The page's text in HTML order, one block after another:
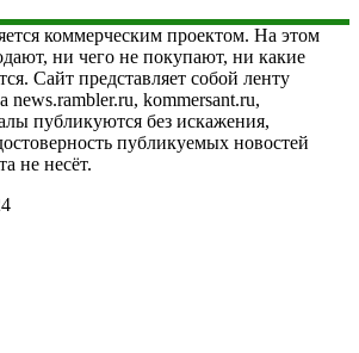
коммерческим проектом. На этом
ни чего не покупают, ни какие
Сайт представляет собой ленту
news.rambler.ru, kommersant.ru,
публикуются без искажения,
публикуемых новостей
не несёт.